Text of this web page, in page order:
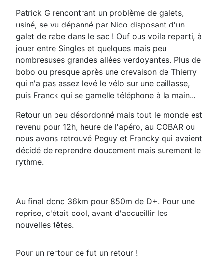
Patrick G rencontrant un problème de galets,
usiné, se vu dépanné par Nico disposant d'un
galet de rabe dans le sac ! Ouf ous voila reparti, à
jouer entre Singles et quelques mais peu
nombresuses grandes allées verdoyantes. Plus de
bobo ou presque après une crevaison de Thierry
qui n'a pas assez levé le vélo sur une caillasse,
puis Franck qui se gamelle téléphone à la main...
Retour un peu désordonné mais tout le monde est
revenu pour 12h, heure de l'apéro, au COBAR ou
nous avons retrouvé Peguy et Francky qui avaient
décidé de reprendre doucement mais surement le
rythme.
Au final donc 36km pour 850m de D+. Pour une
reprise, c'était cool, avant d'accueillir les
nouvelles têtes.
Pour un rertour ce fut un retour !